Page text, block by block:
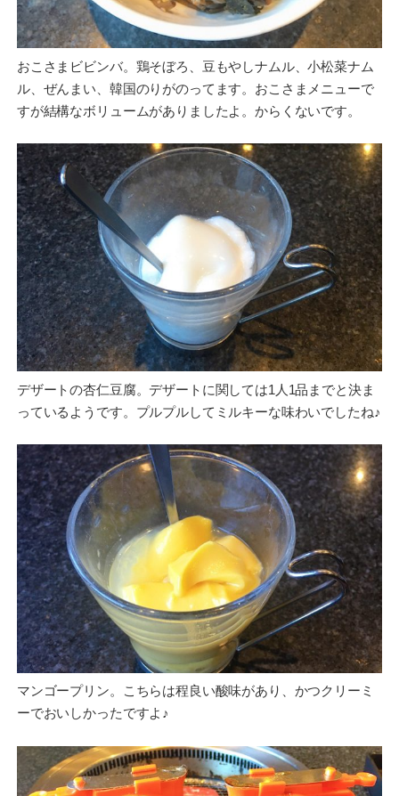
おこさまビビンバ。鶏そぼろ、豆もやしナムル、小松菜ナム
ル、ぜんまい、韓国のりがのってます。おこさまメニューで
すが結構なボリュームがありましたよ。からくないです。
デザートの杏仁豆腐。デザートに関しては1人1品までと決ま
っているようです。プルプルしてミルキーな味わいでしたね♪
マンゴープリン。こちらは程良い酸味があり、かつクリーミ
ーでおいしかったですよ♪